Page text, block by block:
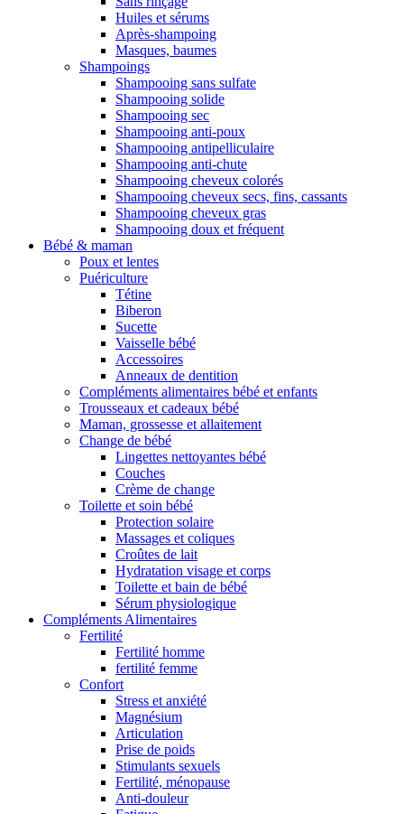
Huiles et sérums
Après-shampoing
Masques, baumes
Shampoings
Shampooing sans sulfate
Shampooing solide
Shampooing sec
Shampooing anti-poux
Shampooing antipelliculaire
Shampooing anti-chute
Shampooing cheveux colorés
Shampooing cheveux secs, fins, cassants
Shampooing cheveux gras
Shampooing doux et fréquent
Bébé & maman
Poux et lentes
Puériculture
Tétine
Biberon
Sucette
Vaisselle bébé
Accessoires
Anneaux de dentition
Compléments alimentaires bébé et enfants
Trousseaux et cadeaux bébé
Maman, grossesse et allaitement
Change de bébé
Lingettes nettoyantes bébé
Couches
Crème de change
Toilette et soin bébé
Protection solaire
Massages et coliques
Croûtes de lait
Hydratation visage et corps
Toilette et bain de bébé
Sérum physiologique
Compléments Alimentaires
Fertilité
Fertilité homme
fertilité femme
Confort
Stress et anxiété
Magnésium
Articulation
Prise de poids
Stimulants sexuels
Fertilité, ménopause
Anti-douleur